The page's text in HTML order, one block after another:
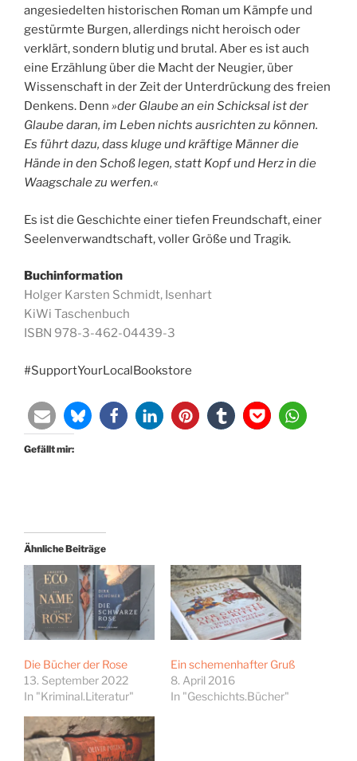
angesiedelten historischen Roman um Kämpfe und
gestürmte Burgen, allerdings nicht heroisch oder
verklärt, sondern blutig und brutal. Aber es ist auch
eine Erzählung über die Macht der Neugier, über
Wissenschaft in der Zeit der Unterdrückung des freien
Denkens. Denn »der Glaube an ein Schicksal ist der
Glaube daran, im Leben nichts ausrichten zu können.
Es führt dazu, dass kluge und kräftige Männer die
Hände in den Schoß legen, statt Kopf und Herz in die
Waagschale zu werfen.«
Es ist die Geschichte einer tiefen Freundschaft, einer
Seelenverwandtschaft, voller Größe und Tragik.
Buchinformation
Holger Karsten Schmidt, Isenhart
KiWi Taschenbuch
ISBN 978-3-462-04439-3
#SupportYourLocalBookstore
Gefällt mir:
Ähnliche Beiträge
Die Bücher der Rose
13. September 2022
In "Kriminal.Literatur"
Ein schemenhafter Gruß
8. April 2016
In "Geschichts.Bücher"